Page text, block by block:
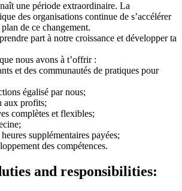
une période extraordinaire. La
des organisations continue de s’accélérer
de ce changement.
part à notre croissance et développer ta
nous avons à t’offrir :
et des communautés de pratiques pour
égalisé par nous;
aux profits;
complètes et flexibles;
supplémentaires payées;
des compétences.
and responsibilities: